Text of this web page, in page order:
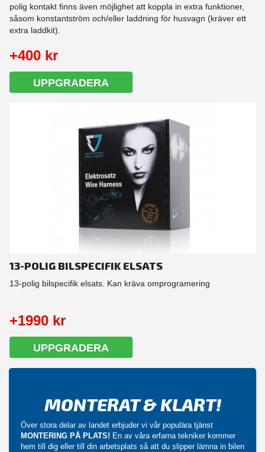
polig kontakt finns även möjlighet att koppla in extra funktioner,
såsom konstantström och/eller laddning för husvagn (kräver ett
extra laddkit).
+400 kr
UPPGRADERA
13-POLIG BILSPECIFIK ELSATS
13-polig bilspecifik elsats. Kan kräva omprogramering
+1990 kr
UPPGRADERA
MONTERAT & KLART!
Över stora delar av landet erbjuder vi vår populära tjänst
MONTERING PÅ PLATS! En av våra erfarna tekniker kommer
hem till dig eller till din arbetsplats så att du slipper lämna in bilen